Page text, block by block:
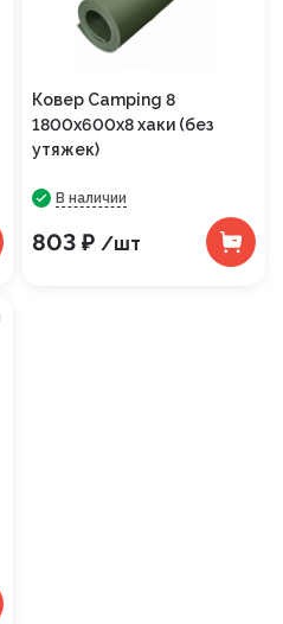
Ковер Camping 8
1800х600х8 хаки (без
утяжек)
В наличии
803 ₽ /шт